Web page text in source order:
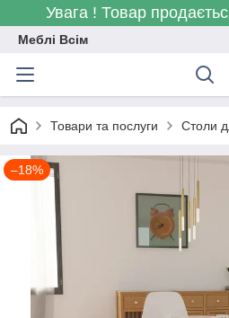
Увага ! Товар
Меблі Всім
Товари та послуги Столи
–18%